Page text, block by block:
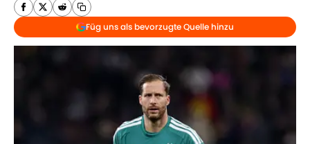
Füg uns als bevorzugte Quelle hinzu